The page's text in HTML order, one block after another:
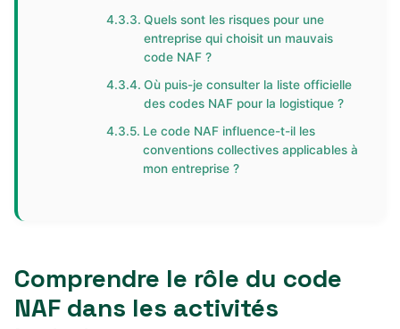
Quels sont les risques pour une
entreprise qui choisit un mauvais
code NAF ?
Où puis-je consulter la liste officielle
des codes NAF pour la logistique ?
Le code NAF influence-t-il les
conventions collectives applicables à
mon entreprise ?
Comprendre le rôle du code
NAF dans les activités